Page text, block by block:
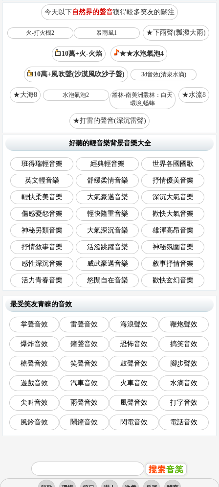
今天以下自然界的聲音獲得較多笑友的關注
火-打火機2 暴雨風1 ★下雨聲(瓢潑大雨)
10萬+火-火焰 ★★水泡氣泡4
10萬+風吹聲(沙漠風吹沙子聲) 3d音效(清泉水滴)
★大海8 水泡氣泡2
叢林-南美洲叢林：白天
環境,蟋蟀
★水流8
★打雷的聲音(深沉雷聲)
好聽的輕音樂背景音樂大全
班得瑞輕音樂 經典輕音樂 世界各國國歌
英文輕音樂 舒緩柔情音樂 抒情優美音樂
輕快柔美音樂 大氣豪邁音樂 深沉大氣音樂
傷感憂怨音樂 輕快隆重音樂 歡快大氣音樂
神秘另類音樂 大氣深沉音樂 雄渾高昂音樂
抒情敘事音樂 活潑跳躍音樂 神秘氛圍音樂
感性深沉音樂 威武豪邁音樂 敘事抒情音樂
活力青春音樂 悠閒自在音樂 歡快玄幻音樂
最受笑友青睞的音效
掌聲音效 雷聲音效 海浪聲效 鞭炮聲效
爆炸音效 鐘聲音效 恐怖音效 搞笑音效
槍聲音效 笑聲音效 鼓聲音效 腳步聲效
遊戲音效 汽車音效 火車音效 水滴音效
尖叫音效 雨聲音效 風聲音效 打字音效
風鈴音效 鬧鐘音效 閃電音效 電話音效